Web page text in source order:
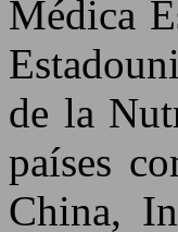
Médica
de la
países
China,